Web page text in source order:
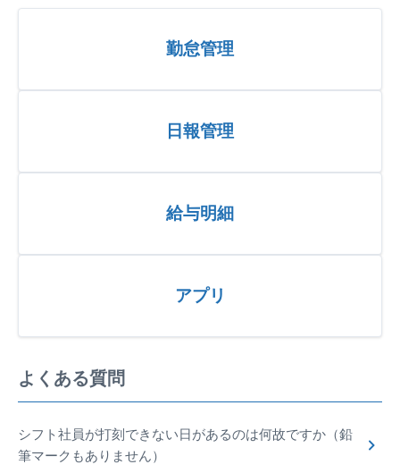
勤怠管理
日報管理
給与明細
アプリ
よくある質問
シフト社員が打刻できない日があるのは何故ですか（鉛
筆マークもありません）